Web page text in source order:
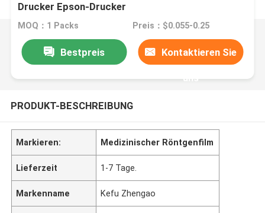
Drucker Epson-Drucker
MOQ：1 Packs Preis：$0.055-0.25
Bestpreis Kontaktieren Sie
uns
PRODUKT-BESCHREIBUNG
Markieren: Medizinischer Röntgenfilm
Lieferzeit 1-7 Tage.
Markenname Kefu Zhengao